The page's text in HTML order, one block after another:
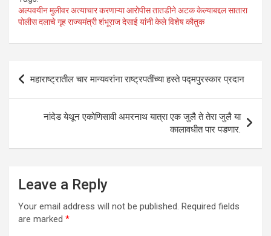
at
s
A
p
ce
b
o
k
tt
er
ke
dI
n
ail ar
e
अल्पवयीन मुलीवर अत्याचार करणाऱ्या आरोपीस तातडीने अटक केल्याबद्दल सातारा
पोलीस दलाचे गृह राज्यमंत्री शंभूराज देसाई यांनी केले विशेष कौतुक
Post
navigation
महाराष्ट्रातील चार मान्यवरांना राष्ट्रपतींच्या हस्ते पद्मपुरस्कार प्रदान
नांदेड येथून एकोणिसावी अमरनाथ यात्रा एक जुलै ते तेरा जुलै या
कालावधीत पार पडणार.
Leave a Reply
Your email address will not be published. Required fields
are marked *